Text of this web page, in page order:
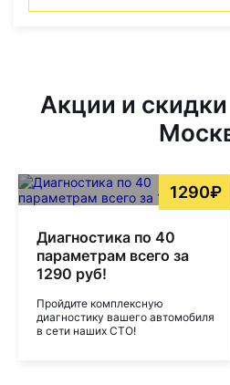
Акции и
1290₽
Диагностика по 40
параметрам всего за
1290 руб!
Пройдите комплексную
диагностику вашего автомобиля
в сети наших СТО!